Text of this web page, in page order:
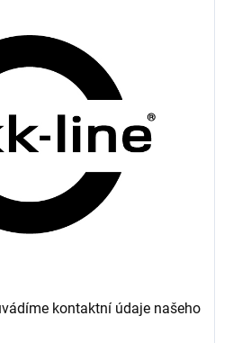
kontaktní údaje našeho